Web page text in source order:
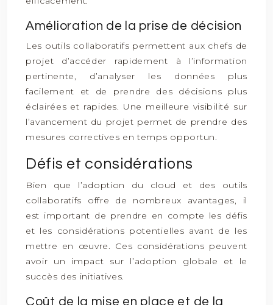
Amélioration de la prise de décision
Les outils collaboratifs permettent aux chefs de
projet d’accéder rapidement à l’information
pertinente, d’analyser les données plus
facilement et de prendre des décisions plus
éclairées et rapides. Une meilleure visibilité sur
l’avancement du projet permet de prendre des
mesures correctives en temps opportun.
Défis et considérations
Bien que l’adoption du cloud et des outils
collaboratifs offre de nombreux avantages, il
est important de prendre en compte les défis
et les considérations potentielles avant de les
mettre en œuvre. Ces considérations peuvent
avoir un impact sur l’adoption globale et le
succès des initiatives.
Coût de la mise en place et de la